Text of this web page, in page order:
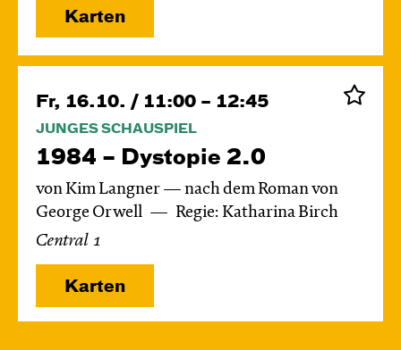
Karten
Fr, 16.10. / 11:00 – 12:45
JUNGES SCHAUSPIEL
1984 – Dystopie 2.0
von Kim Langner — nach dem Roman von
George Orwell
Regie: Katharina Birch
Central 1
Karten